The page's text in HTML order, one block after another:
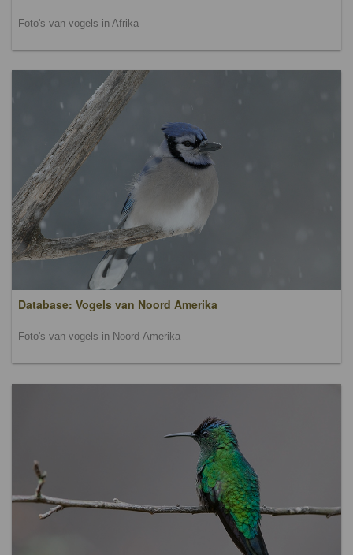
Foto's van vogels in Afrika
Database: Vogels van Noord Amerika
Foto's van vogels in Noord-Amerika